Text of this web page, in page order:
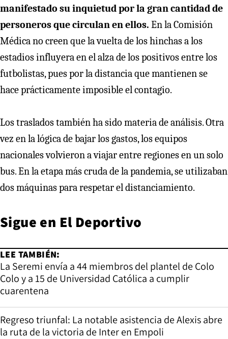
manifestado su inquietud por la gran cantidad de
personeros que circulan en ellos. En la Comisión
Médica no creen que la vuelta de los hinchas a los
estadios influyera en el alza de los positivos entre los
futbolistas, pues por la distancia que mantienen se
hace prácticamente imposible el contagio.
Los traslados también ha sido materia de análisis. Otra
vez en la lógica de bajar los gastos, los equipos
nacionales volvieron a viajar entre regiones en un solo
bus. En la etapa más cruda de la pandemia, se utilizaban
dos máquinas para respetar el distanciamiento.
Sigue en El Deportivo
LEE TAMBIÉN:
La Seremi envía a 44 miembros del plantel de Colo
Colo y a 15 de Universidad Católica a cumplir
cuarentena
Regreso triunfal: La notable asistencia de Alexis abre
la ruta de la victoria de Inter en Empoli